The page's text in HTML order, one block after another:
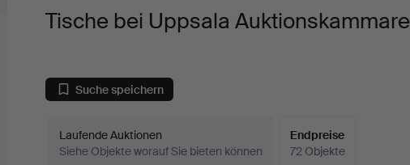
Tische bei Uppsala Auktionskammare
Suche speichern
Laufende Auktionen
Siehe Objekte worauf Sie bieten können
Endpreise
72 Objekte